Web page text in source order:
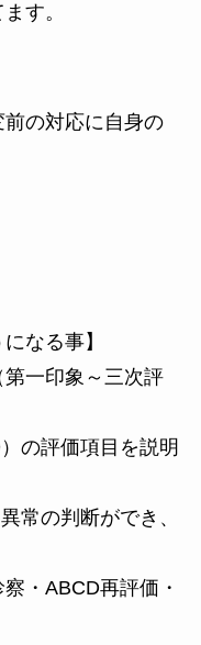
す。
の対応に自身の
なる事】
第一印象～三次評
の評価項目を説明
常の判断ができ、
・ABCD再評価・